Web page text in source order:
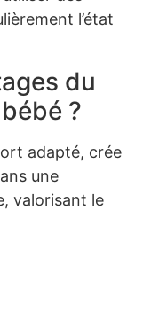
l’état
du
?
adapté, crée
une
valorisant le